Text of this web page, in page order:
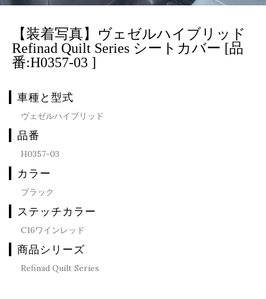
【装着写真】ヴェゼルハイブリッド
Refinad Quilt Series シートカバー [品
番:H0357-03 ]
車種と型式
ヴェゼルハイブリッド
品番
H0357-03
カラー
ブラック
ステッチカラー
C16ワインレッド
商品シリーズ
Refinad Quilt Series